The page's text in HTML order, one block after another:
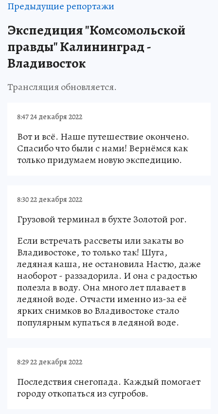
Предыдущие репортажи
Экспедиция "Комсомольской
правды" Калининград -
Владивосток
Трансляция обновляется.
8:47 24 декабря 2022
Вот и всё. Наше путешествие окончено.
Спасибо что были с нами! Вернёмся как
только придумаем новую экспедицию.
8:30 22 декабря 2022
Грузовой терминал в бухте Золотой рог.
Если встречать рассветы или закаты во
Владивостоке, то только так! Шуга,
ледяная каша, не остановила Настю, даже
наоборот - раззадорила. И она с радостью
полезла в воду. Она много лет плавает в
ледяной воде. Отчасти именно из-за её
ярких снимков во Владивостоке стало
популярным купаться в ледяной воде.
8:29 22 декабря 2022
Последствия снегопада. Каждый помогает
городу откопаться из сугробов.